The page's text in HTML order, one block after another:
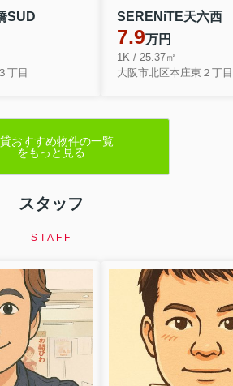
SUD
丁目
SERENiTE天六西
7.9万円
1K / 25.37㎡
大阪市北区本庄東２丁目
おすすめ物件の一覧
をもっと見る
スタッフ
STAFF